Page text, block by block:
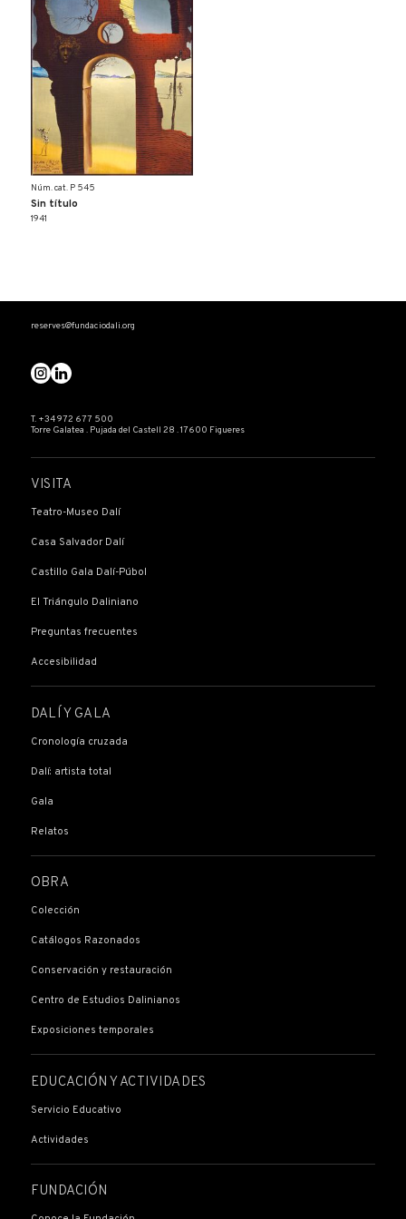
Núm. cat. P 545
Sin título
1941
reserves@fundaciodali.org
T. +34 972 677 500
Torre Galatea . Pujada del Castell 28 . 17600 Figueres
VISITA
Teatro-Museo Dalí
Casa Salvador Dalí
Castillo Gala Dalí-Púbol
El Triángulo Daliniano
Preguntas frecuentes
Accesibilidad
DALÍ Y GALA
Cronología cruzada
Dalí: artista total
Gala
Relatos
OBRA
Colección
Catálogos Razonados
Conservación y restauración
Centro de Estudios Dalinianos
Exposiciones temporales
EDUCACIÓN Y ACTIVIDADES
Servicio Educativo
Actividades
FUNDACIÓN